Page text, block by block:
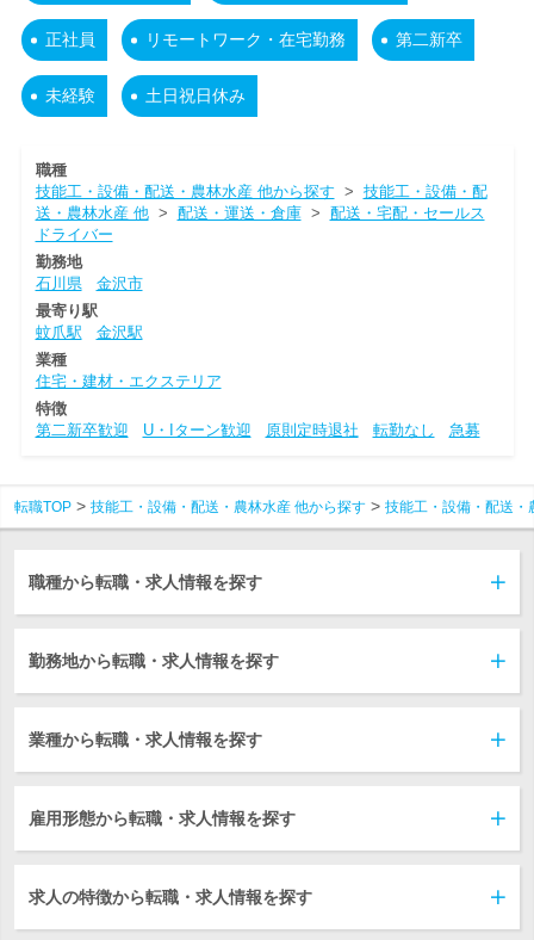
正社員 リモートワーク・在宅勤務 第二新卒
未経験 土日祝日休み
職種
技能工・設備・配送・農林水産 他から探す > 技能工・設備・配
送・農林水産 他> 配送・運送・倉庫> 配送・宅配・セールス
ドライバー
勤務地
石川県
金沢市
最寄り駅
蚊爪駅
金沢駅
業種
住宅・建材・エクステリア
特徴
第二新卒歓迎
U・Iターン歓迎 原則定時退社 転勤なし 急募
転職TOP 技能工・設備・配送・農林水産 他から探す 技能工・設備・配送・
職種から転職・求人情報を探す
勤務地から転職・求人情報を探す
業種から転職・求人情報を探す
雇用形態から転職・求人情報を探す
求人の特徴から転職・求人情報を探す